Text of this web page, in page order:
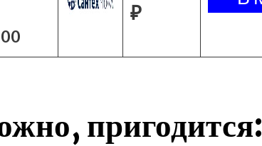
₽
пригодится: